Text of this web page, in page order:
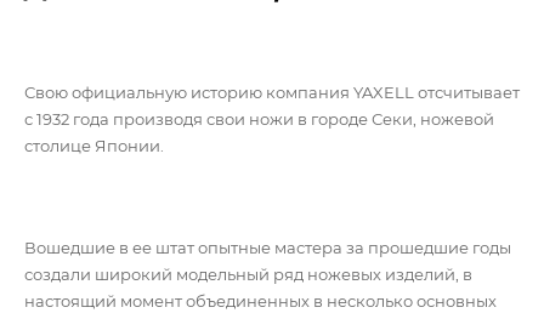
Свою официальную историю компания YAXELL отсчитывает
с 1932 года производя свои ножи в городе Секи, ножевой
столице Японии.
Вошедшие в ее штат опытные мастера за прошедшие годы
создали широкий модельный ряд ножевых изделий, в
настоящий момент объединенных в несколько основных